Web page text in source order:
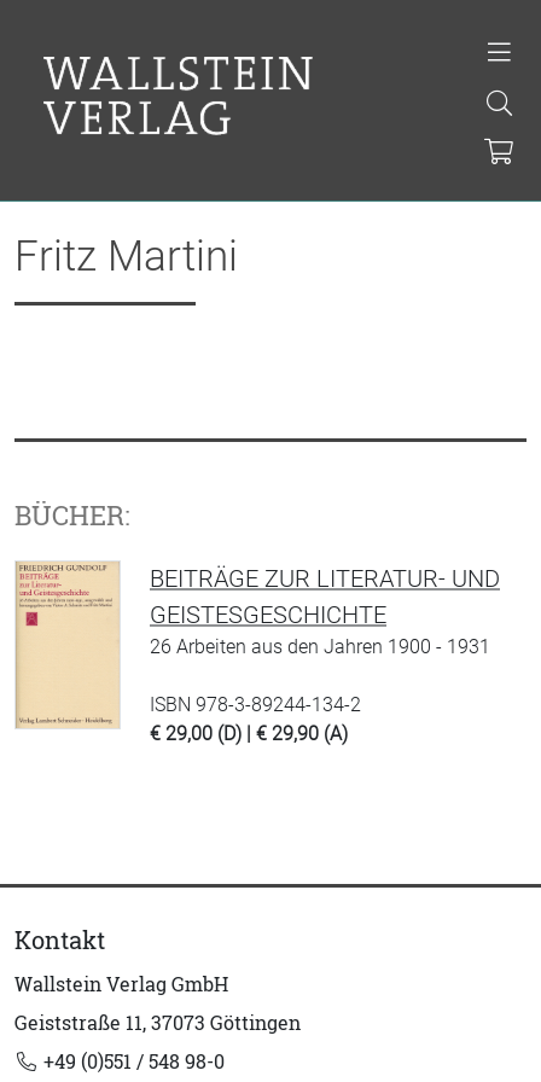
Fritz Martini
BÜCHER:
BEITRÄGE ZUR LITERATUR- UND
GEISTESGESCHICHTE
26 Arbeiten aus den Jahren 1900 - 1931
ISBN 978-3-89244-134-2
€ 29,00 (D) | € 29,90 (A)
Kontakt
Wallstein Verlag GmbH
Geiststraße 11, 37073 Göttingen
+49 (0)551 / 548 98-0